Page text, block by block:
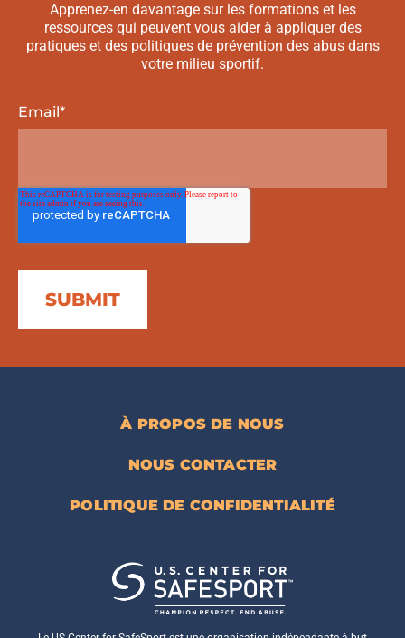
Apprenez-en davantage sur les formations et les
ressources qui peuvent vous aider à appliquer des
pratiques et des politiques de prévention des abus dans
votre milieu sportif.
Email*
À PROPOS DE NOUS
NOUS CONTACTER
POLITIQUE DE CONFIDENTIALITÉ